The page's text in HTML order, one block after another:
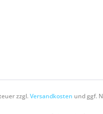
zzgl.Versandkosten und ggf.